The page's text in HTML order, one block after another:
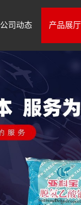
公司动态 产品展厅